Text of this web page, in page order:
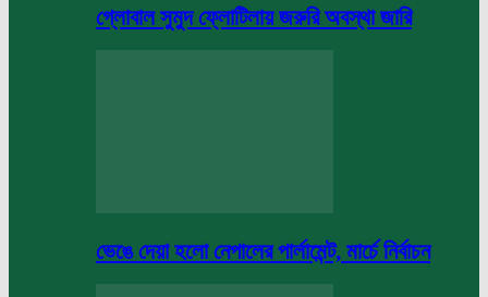
গ্লোবাল সুমুদ ফ্লোটিলায় জরুরি অবস্থা জারি
ভেঙে দেয়া হলো নেপালের পার্লামেন্ট, মার্চে নির্বাচন